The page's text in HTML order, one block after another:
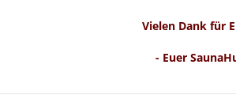
Vielen Dank für
- Euer